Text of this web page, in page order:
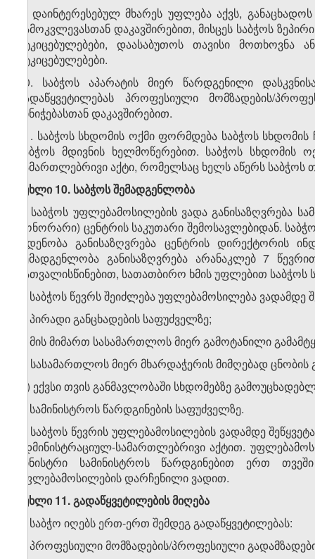
9. დაინტერესებულ მხარეს უფლება აქვს,
გამოკვლევასთან დაკავშირებით, მისცეს საბჭოს
მტკიცებულებები, დაასაბუთოს თავისი მოთხოვნა
მტკიცებულებები.
10. საბჭოს აპარატის მიერ წარდგენილი
გადაწყვეტილებას პროფესიული მომზადების/
მინიჭებასთან დაკავშირებით.
11. საბჭოს სხდომის ოქმი ფორმდება საბჭოს
საბჭოს მდივნის ხელმოწერებით. საბჭოს სხდომის
სამართლებრივი აქტი, რომელსაც ხელს აწერს საბჭოს
მუხლი 10. საბჭოს შემადგენლობა
1. საბჭოს უფლებამოსილების ვადა განისაზღვრება
ჰონორარი) ცენტრის საკუთარი შემოსავლებიდან.
ოდენობა განისაზღვრება ცენტრის დირექტორის
შემადგენლობა განისაზღვრება არანაკლებ 7
გათვალისწინებით, სათათბირო ხმის უფლებით საბჭოს
2. საბჭოს წევრს შეიძლება უფლებამოსილება
ა) პირადი განცხადების საფუძველზე;
ბ) მის მიმართ სასამართლოს მიერ გამოტანილი
გ) სასამართლოს მიერ მხარდაჭერის მიმღებად
დ) ექვსი თვის განმავლობაში სხდომებზე
ე) სამინისტროს წარდგინების საფუძველზე.
3. საბჭოს წევრის უფლებამოსილების ვადამდე
ადმინისტრაციულ-სამართლებრივი აქტით.
მინისტრი სამინისტროს წარდგინებით ერთ
უფლებამოსილების დარჩენილი ვადით.
მუხლი 11. გადაწყვეტილების მიღება
1. საბჭო იღებს ერთ-ერთ შემდეგ გადაწყვეტილებას:
ა) პროფესიული მომზადების/პროფესიული